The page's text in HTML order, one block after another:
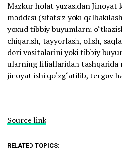
Mazkur holat yuzasidan Jinoyat
moddasi (sifatsiz yoki
yoxud tibbiy buyumlarni
chiqarish, tayyorlash, olish,
dori vositalarini yoki tibbiy
ularning filiallaridan tashqarida
jinoyat ishi qo‘zg‘atilib, tergov
Source link
RELATED TOPICS: